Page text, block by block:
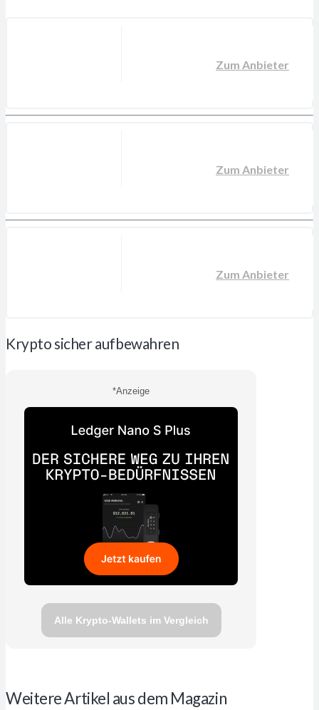
Zum Anbieter
Zum Anbieter
Zum Anbieter
Krypto sicher aufbewahren
*Anzeige
Alle Krypto-Wallets im Vergleich
Weitere Artikel aus dem Magazin